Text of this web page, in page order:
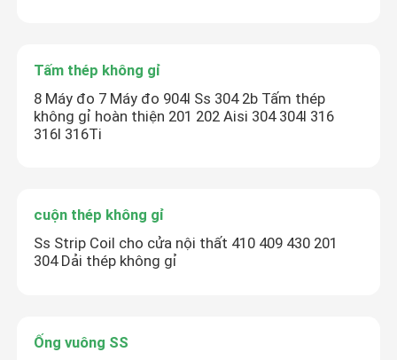
Tấm thép không gỉ
8 Máy đo 7 Máy đo 904l Ss 304 2b Tấm thép
không gỉ hoàn thiện 201 202 Aisi 304 304l 316
316l 316Ti
cuộn thép không gỉ
Ss Strip Coil cho cửa nội thất 410 409 430 201
304 Dải thép không gỉ
Ống vuông SS